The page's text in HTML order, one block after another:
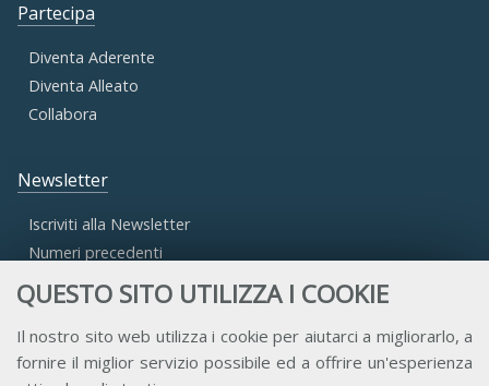
QUESTO SITO UTILIZZA I COOKIE
Il nostro sito web utilizza i cookie per aiutarci a migliorarlo, a
fornire il miglior servizio possibile ed a offrire un'esperienza
Partecipa
Diventa Aderente
Diventa Alleato
Collabora
Newsletter
Iscriviti alla Newsletter
Numeri precedenti
Accesso Aderenti